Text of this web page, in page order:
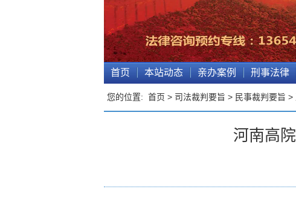
首页 本站动态 亲办案例 刑事法律
您的位置: 首页 > 司法裁判要旨 > 民事裁判要旨 >
河南高